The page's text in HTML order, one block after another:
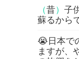
（昔）子
蘇るから
😭日本で
ますが、